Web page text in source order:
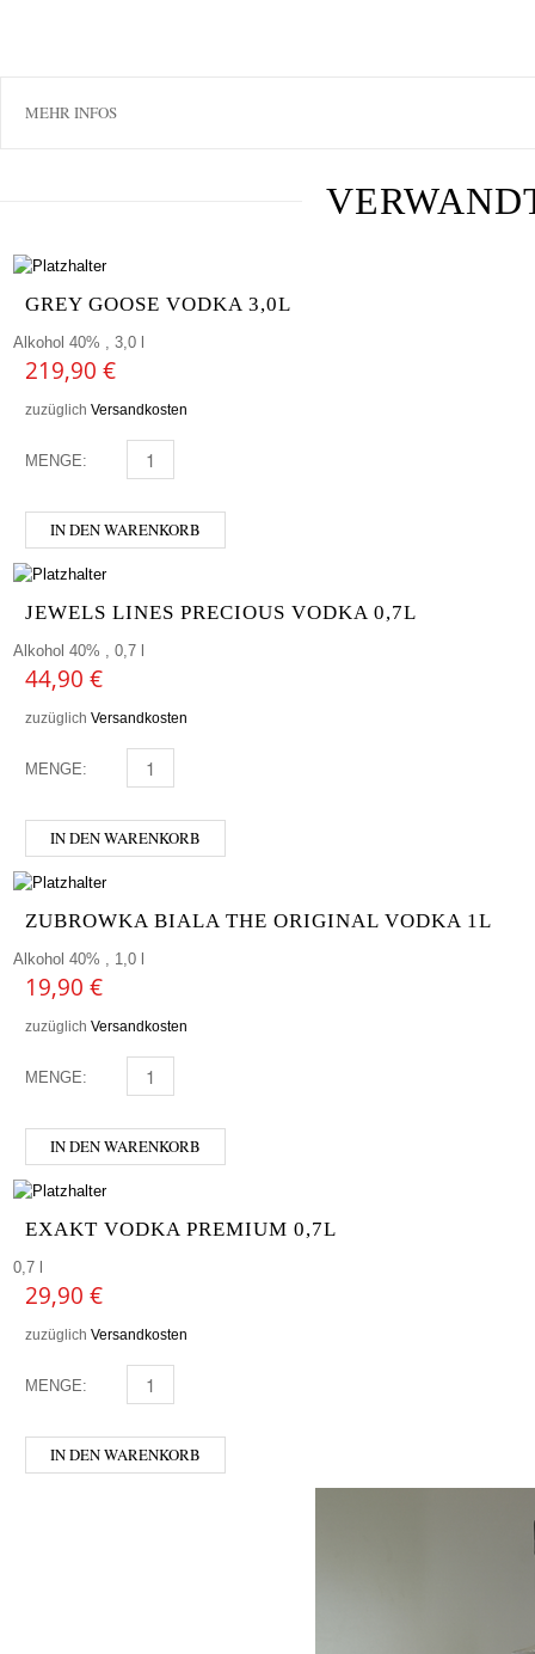
MEHR INFOS
GREY GOOSE VODKA 3,0L
Alkohol 40% , 3,0 l
219,90 €
zuzüglich Versandkosten
MENGE: GREY GOOSE VODKA 3,0L MENGE
IN DEN WARENKORB
JEWELS LINES PRECIOUS VODKA 0,7L
Alkohol 40% , 0,7 l
44,90 €
zuzüglich Versandkosten
MENGE: JEWELS LINES PRECIOUS VODKA 0,7L MENGE
IN DEN WARENKORB
ZUBROWKA BIALA THE ORIGINAL VODKA 1L
Alkohol 40% , 1,0 l
19,90 €
zuzüglich Versandkosten
MENGE: ZUBROWKA BIALA THE ORIGINAL VODKA 1L MENGE
IN DEN WARENKORB
EXAKT VODKA PREMIUM 0,7L
0,7 l
29,90 €
zuzüglich Versandkosten
MENGE: EXAKT VODKA PREMIUM 0,7L MENGE
IN DEN WARENKORB